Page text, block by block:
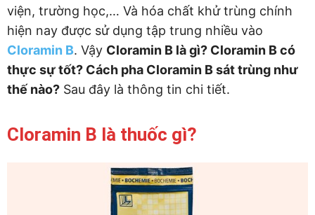
viện, trường học,… Và hóa chất khử trùng chính
hiện nay được sử dụng tập trung nhiều vào
Cloramin B. Vậy Cloramin B là gì? Cloramin B có
thực sự tốt? Cách pha Cloramin B sát trùng như
thế nào? Sau đây là thông tin chi tiết.
Cloramin B là thuốc gì?